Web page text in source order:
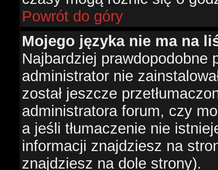
Powrót do góry
Mojego języka nie ma na
Najbardziej prawdopodobne
administrator nie
został jeszcze
administratora forum, czy
a jeśli tłumaczenie nie
informacji znajdziesz na
znajdziesz na dole strony).